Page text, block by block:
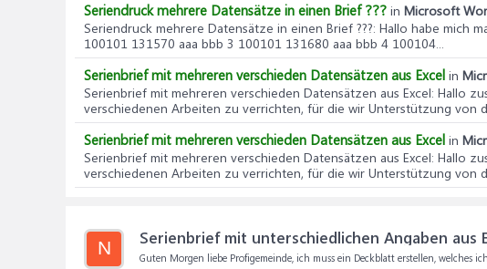
Seriendruck mehrere Datensätze in einen Brief ??? in Microsoft
Seriendruck mehrere Datensätze in einen Brief ???: Hallo habe mich
100101 131570 aaa bbb 3 100101 131680 aaa bbb 4 100104...
Serienbrief mit mehreren verschieden Datensätzen aus Excel in
Serienbrief mit mehreren verschieden Datensätzen aus Excel: Hallo
verschiedenen Arbeiten zu verrichten, für die wir Unterstützung von
Serienbrief mit mehreren verschieden Datensätzen aus Excel in
Serienbrief mit mehreren verschieden Datensätzen aus Excel: Hallo
verschiedenen Arbeiten zu verrichten, für die wir Unterstützung von
N Serienbrief mit unterschiedlichen Angaben aus
Guten Morgen liebe Profigemeinde, ich muss ein Deckblatt erstellen, welches